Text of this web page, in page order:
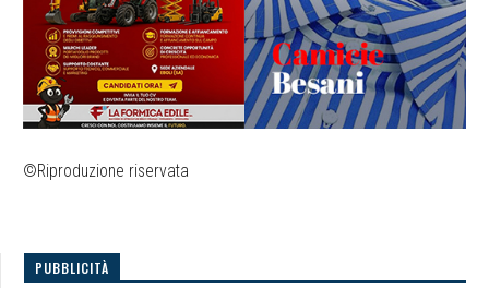
©Riproduzione riservata
PUBBLICITÀ